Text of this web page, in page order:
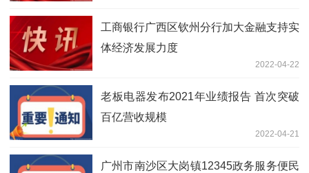
工商银行广西区钦州分行加大金融支持实
体经济发展力度
2022-04-22
老板电器发布2021年业绩报告 首次突破
百亿营收规模
2022-04-21
广州市南沙区大岗镇12345政务服务便民